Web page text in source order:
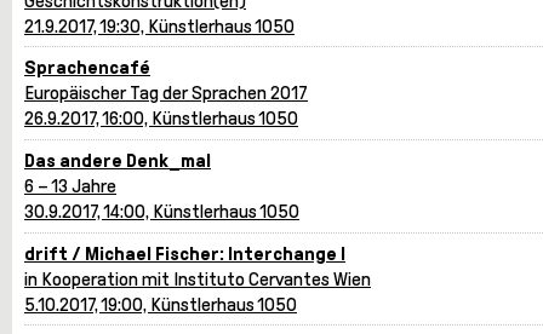
21.9.2017, 19:30, Künstlerhaus 1050
Sprachencafé
Europäischer Tag der Sprachen 2017
26.9.2017, 16:00, Künstlerhaus 1050
Das andere Denk_mal
6 – 13 Jahre
30.9.2017, 14:00, Künstlerhaus 1050
drift / Michael Fischer: Interchange I
in Kooperation mit Instituto Cervantes Wien
5.10.2017, 19:00, Künstlerhaus 1050